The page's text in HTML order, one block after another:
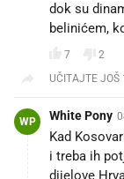
dok su
belinićem,
7
2
UČITAJTE JOŠ
WP White Pony
Kad
i treba ih
dijelove